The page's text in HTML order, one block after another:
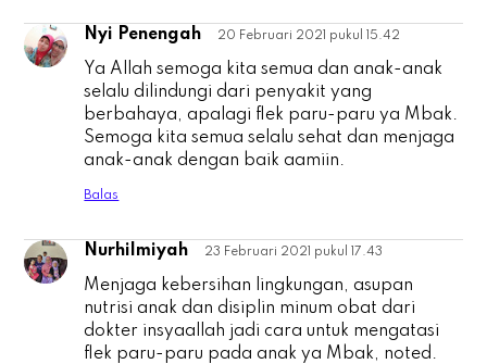
N Nyi Penengah 20 Februari 2021 pukul 15.42
Ya Allah semoga kita semua dan anak-anak
selalu dilindungi dari penyakit yang
berbahaya, apalagi flek paru-paru ya Mbak.
Semoga kita semua selalu sehat dan menjaga
anak-anak dengan baik aamiin.
Balas
N Nurhilmiyah 23 Februari 2021 pukul 17.43
Menjaga kebersihan lingkungan, asupan
nutrisi anak dan disiplin minum obat dari
dokter insyaallah jadi cara untuk mengatasi
flek paru-paru pada anak ya Mbak, noted.